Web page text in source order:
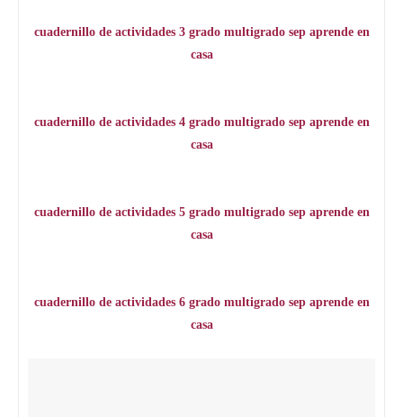
cuadernillo de actividades 3 grado multigrado sep aprende en
casa
cuadernillo de actividades 4 grado multigrado sep aprende en
casa
cuadernillo de actividades 5 grado multigrado sep aprende en
casa
cuadernillo de actividades 6 grado multigrado sep aprende en
casa